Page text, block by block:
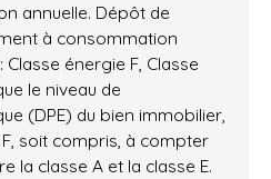
annuelle. Dépôt de
à consommation
énergie F, Classe
le niveau de
(DPE) du bien immobilier,
soit compris, à compter
la classe A et la classe E.